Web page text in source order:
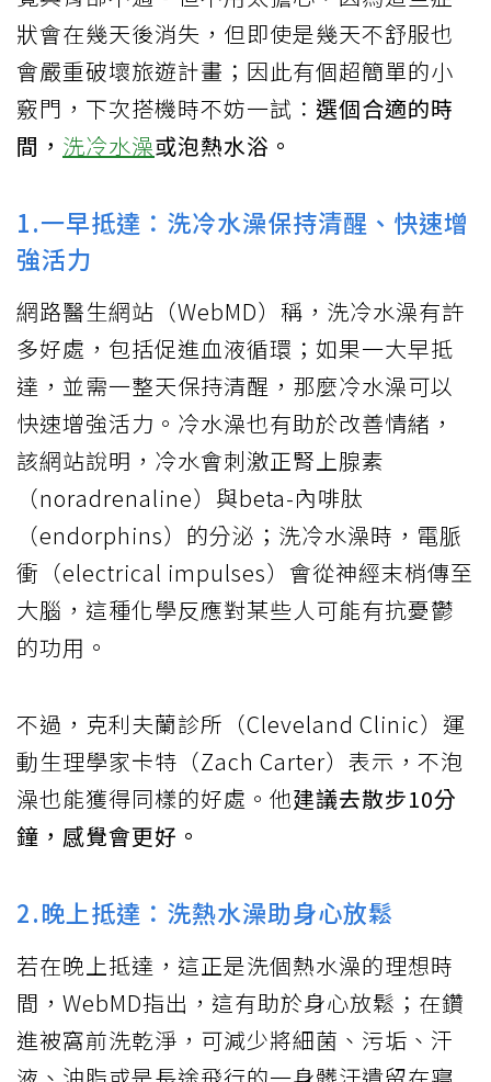
狀會在幾天後消失，但即使是幾天不舒服也
會嚴重破壞旅遊計畫；因此有個超簡單的小
竅門，下次搭機時不妨一試： 選個合適的時
間， 洗冷水澡或泡熱水浴。
1.一早抵達：洗冷水澡保持清醒、快速增
強活力
網路醫生網站（WebMD）稱，洗冷水澡有許
多好處，包括促進血液循環；如果一大早抵
達，並需一整天保持清醒，那麼冷水澡可以
快速增強活力。冷水澡也有助於改善情緒，
該網站說明，冷水會刺激正腎上腺素
（noradrenaline）與beta-內啡肽
（endorphins）的分泌；洗冷水澡時，電脈
衝（electrical impulses）會從神經末梢傳至
大腦，這種化學反應對某些人可能有抗憂鬱
的功用。
不過，克利夫蘭診所（Cleveland Clinic）運
動生理學家卡特（Zach Carter）表示，不泡
澡也能獲得同樣的好處。他建議去散步10分
鐘，感覺會更好。
2.晚上抵達：洗熱水澡助身心放鬆
若在晚上抵達，這正是洗個熱水澡的理想時
間，WebMD指出，這有助於身心放鬆；在鑽
進被窩前洗乾淨，可減少將細菌、污垢、汗